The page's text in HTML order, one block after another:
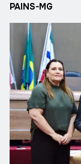
PAINS-MG